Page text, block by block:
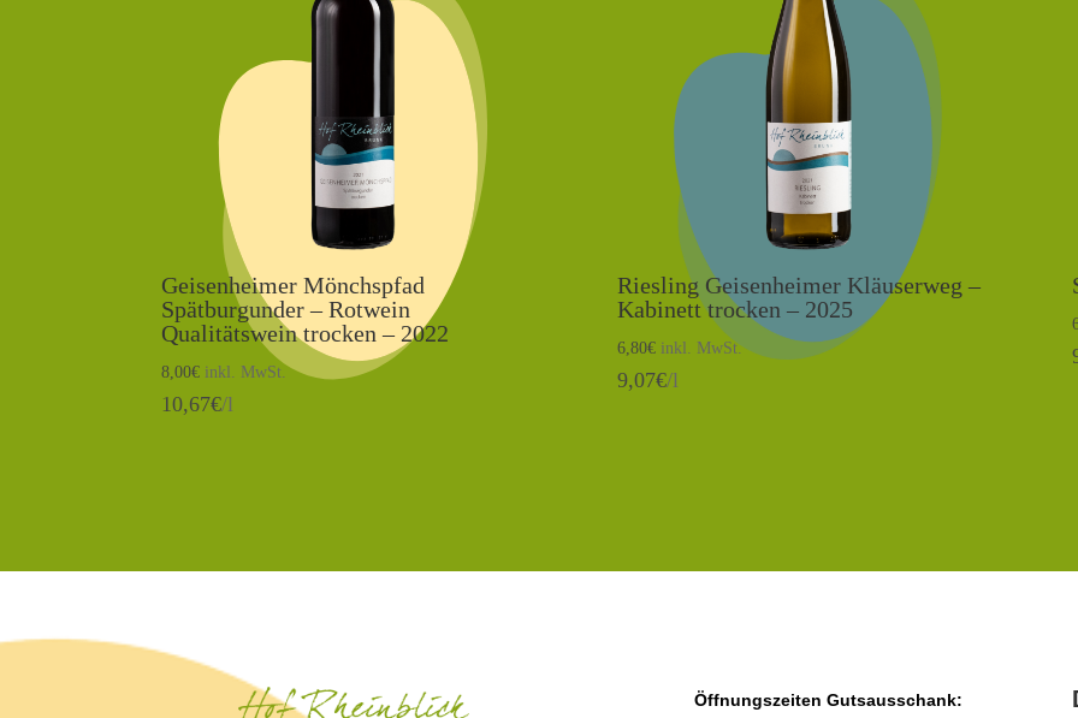
Geisenheimer Mönchspfad
Spätburgunder – Rotwein
Qualitätswein trocken – 2022
8,00€ inkl. MwSt.
10,67€/l
Riesling Geisenheimer Kläuserweg –
Kabinett trocken – 2025
6,80€ inkl. MwSt.
9,07€/l
Öffnungszeiten Gutsausschank: